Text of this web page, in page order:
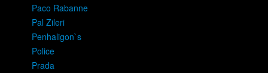
Paco Rabanne
Pal Zileri
Penhaligon`s
Police
Prada